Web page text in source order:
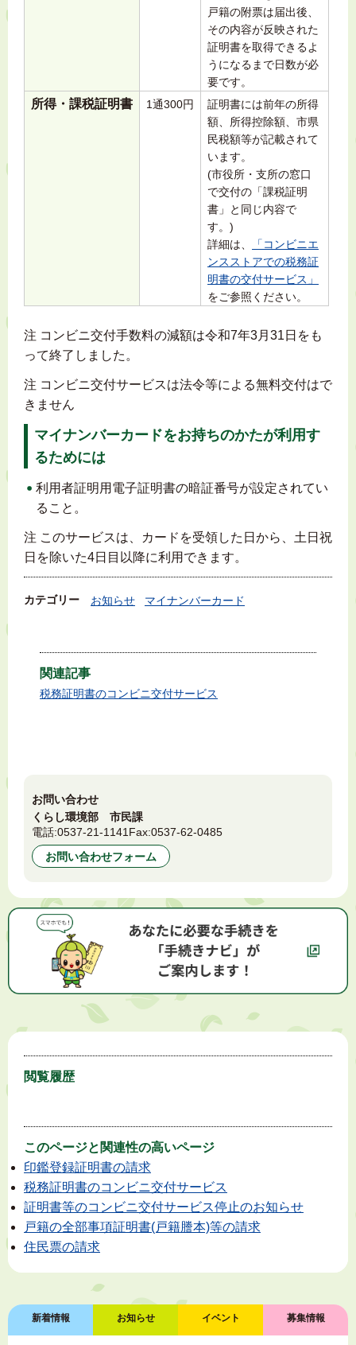
戸籍の附票は届出後、
その内容が反映された
証明書を取得できるよ
うになるまで日数が必
要です。
所得・課税証明書 1通300円
証明書には前年の所得
額、所得控除額、市県
民税額等が記載されて
います。
(市役所・支所の窓口
で交付の「課税証明
書」と同じ内容で
す。)
詳細は、
「コンビニエ
ンスストアでの税務証
明書の交付サービス」
をご参照ください。
注 コンビニ交付手数料の減額は令和7年3月31日をも
って終了しました。
注 コンビニ交付サービスは法令等による無料交付はで
きません
マイナンバーカードをお持ちのかたが利用す
るためには
利用者証明用電子証明書の暗証番号が設定されてい
ること。
注 このサービスは、カードを受領した日から、土日祝
日を除いた4日目以降に利用できます。
カテゴリー お知らせ マイナンバーカード
関連記事
税務証明書のコンビニ交付サービス
お問い合わせ
くらし環境部 市民課
電話:0537-21-1141 Fax:0537-62-0485
お問い合わせフォーム
閲覧履歴
このページと 関連性の高いページ
印鑑登録証明書の請求
税務証明書のコンビニ交付サービス
証明書等のコンビニ交付サービス停止のお知らせ
戸籍の全部事項証明書(戸籍謄本)等の請求
住民票の請求
新着情報 お知らせ イベント 募集情報